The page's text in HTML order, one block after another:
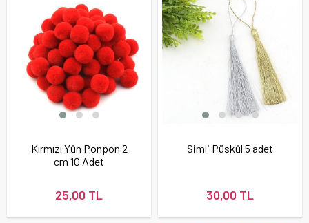
Kırmızı Yün Ponpon 2
cm 10 Adet
25,00 TL
Simli Püskül 5 adet
30,00 TL